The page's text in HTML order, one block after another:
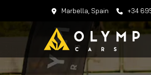
Marbella, Spain +34